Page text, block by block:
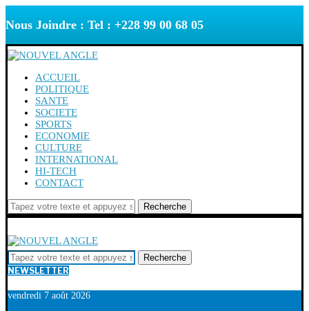
Nous Joindre : Tel : +228 99 00 68 05
ACCUEIL
POLITIQUE
SANTE
SOCIETE
SPORTS
ECONOMIE
CULTURE
INTERNATIONAL
HI-TECH
CONTACT
Recherche
Recherche
NEWSLETTER
vendredi 7 août 2026